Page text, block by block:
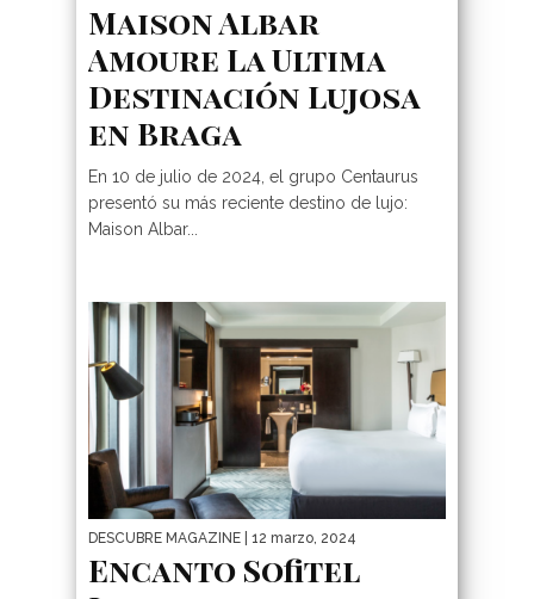
Maison Albar
Amoure La Ultima
Destinación Lujosa
en Braga
En 10 de julio de 2024, el grupo Centaurus
presentó su más reciente destino de lujo:
Maison Albar...
DESCUBRE MAGAZINE | 12 marzo, 2024
Encanto Sofitel